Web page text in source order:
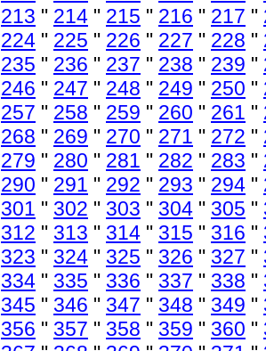
213 " 214 " 215 " 216 " 217 "
224 " 225 " 226 " 227 " 228 "
235 " 236 " 237 " 238 " 239 "
246 " 247 " 248 " 249 " 250 "
257 " 258 " 259 " 260 " 261 "
268 " 269 " 270 " 271 " 272 "
279 " 280 " 281 " 282 " 283 "
290 " 291 " 292 " 293 " 294 "
301 " 302 " 303 " 304 " 305 "
312 " 313 " 314 " 315 " 316 "
323 " 324 " 325 " 326 " 327 "
334 " 335 " 336 " 337 " 338 "
345 " 346 " 347 " 348 " 349 "
356 " 357 " 358 " 359 " 360 "